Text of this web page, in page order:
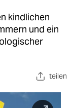
kindlichen
und ein
teilen